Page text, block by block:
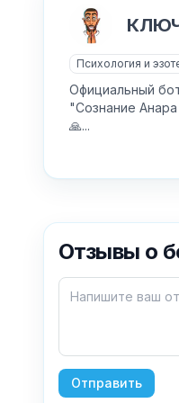
Психология и
Официальный
"Сознание
🙏...
Отзывы о
Отправить